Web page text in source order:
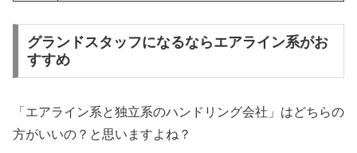
グランドスタッフになるならエアライン系がお
すすめ
「エアライン系と独立系のハンドリング会社」はどちらの
方がいいの？と思いますよね？